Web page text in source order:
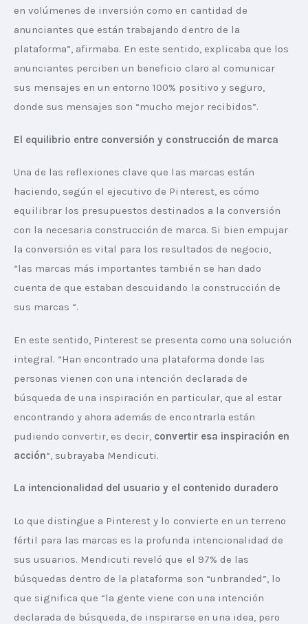
en volúmenes de inversión como en cantidad de
anunciantes que están trabajando dentro de la
plataforma”, afirmaba. En este sentido, explicaba que los
anunciantes perciben un beneficio claro al comunicar
sus mensajes en un entorno 100% positivo y seguro,
donde sus mensajes son “mucho mejor recibidos”.
El equilibrio entre conversión y construcción de marca
Una de las reflexiones clave que las marcas están
haciendo, según el ejecutivo de Pinterest, es cómo
equilibrar los presupuestos destinados a la conversión
con la necesaria construcción de marca. Si bien empujar
la conversión es vital para los resultados de negocio,
“las marcas más importantes también se han dado
cuenta de que estaban descuidando la construcción de
sus marcas “.
En este sentido, Pinterest se presenta como una solución
integral. “Han encontrado una plataforma donde las
personas vienen con una intención declarada de
búsqueda de una inspiración en particular, que al estar
encontrando y ahora además de encontrarla están
pudiendo convertir, es decir, convertir esa inspiración en
acción“, subrayaba Mendicuti.
La intencionalidad del usuario y el contenido duradero
Lo que distingue a Pinterest y lo convierte en un terreno
fértil para las marcas es la profunda intencionalidad de
sus usuarios. Mendicuti reveló que el 97% de las
búsquedas dentro de la plataforma son “unbranded”, lo
que significa que “la gente viene con una intención
declarada de búsqueda, de inspirarse en una idea, pero